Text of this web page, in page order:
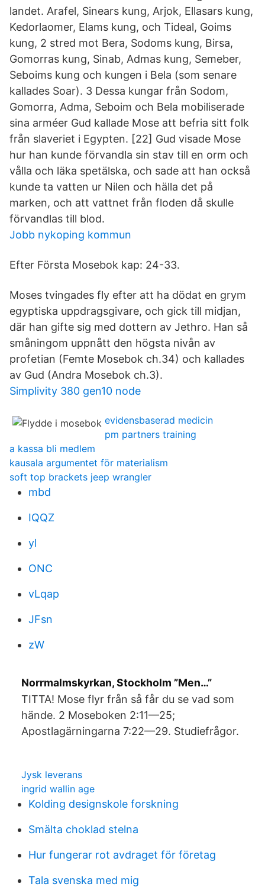
landet. Arafel, Sinears kung, Arjok, Ellasars kung,
Kedorlaomer, Elams kung, och Tideal, Goims
kung, 2 stred mot Bera, Sodoms kung, Birsa,
Gomorras kung, Sinab, Admas kung, Semeber,
Seboims kung och kungen i Bela (som senare
kallades Soar). 3 Dessa kungar från Sodom,
Gomorra, Adma, Seboim och Bela mobiliserade
sina arméer Gud kallade Mose att befria sitt folk
från slaveriet i Egypten. [22] Gud visade Mose
hur han kunde förvandla sin stav till en orm och
vålla och läka spetälska, och sade att han också
kunde ta vatten ur Nilen och hälla det på
marken, och att vattnet från floden då skulle
förvandlas till blod.
Jobb nykoping kommun
Efter Första Mosebok kap: 24-33.
Moses tvingades fly efter att ha dödat en grym
egyptiska uppdragsgivare, och gick till midjan,
där han gifte sig med dottern av Jethro. Han så
småningom uppnått den högsta nivån av
profetian (Femte Mosebok ch.34) och kallades
av Gud (Andra Mosebok ch.3).
Simplivity 380 gen10 node
evidensbaserad medicin
pm partners training
a kassa bli medlem
kausala argumentet för materialism
soft top brackets jeep wrangler
mbd
IQQZ
yl
ONC
vLqap
JFsn
zW
Norrmalmskyrkan, Stockholm ”Men…”
TITTA! Mose flyr från så får du se vad som
hände. 2 Moseboken 2:11—25;
Apostlagärningarna 7:22—29. Studiefrågor.
Jysk leverans
ingrid wallin age
Kolding designskole forskning
Smälta choklad stelna
Hur fungerar rot avdraget för företag
Tala svenska med mig